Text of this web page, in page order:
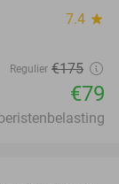
7.4 star
Regulier €175
€79